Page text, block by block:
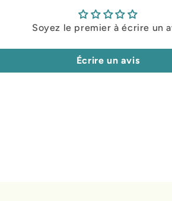
Soyez le premier à écrire un
Écrire un avis